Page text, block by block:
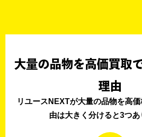
大量の品物を高価買取
理由
リユースNEXTが大量の品物を高
由は大きく分けると3つあ